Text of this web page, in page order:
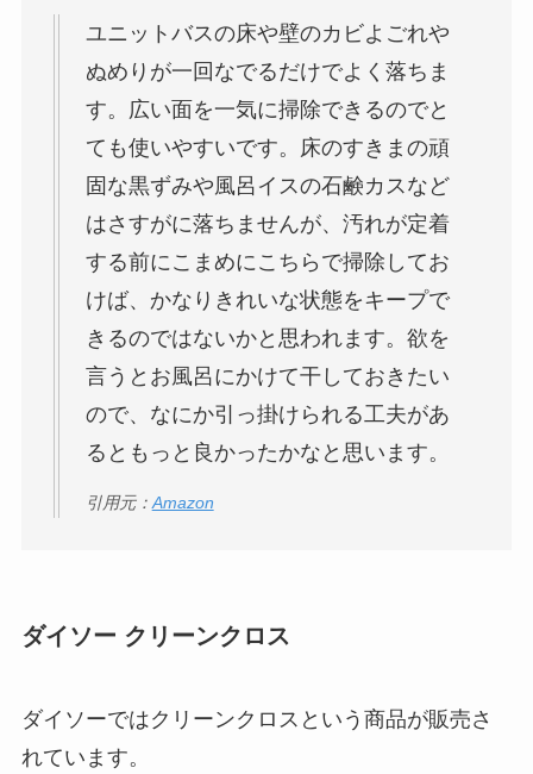
ユニットバスの床や壁のカビよごれや
ぬめりが一回なでるだけでよく落ちま
す。広い面を一気に掃除できるのでと
ても使いやすいです。床のすきまの頑
固な黒ずみや風呂イスの石鹸カスなど
はさすがに落ちませんが、汚れが定着
する前にこまめにこちらで掃除してお
けば、かなりきれいな状態をキープで
きるのではないかと思われます。欲を
言うとお風呂にかけて干しておきたい
ので、なにか引っ掛けられる工夫があ
るともっと良かったかなと思います。
引用元：Amazon
ダイソー クリーンクロス
ダイソーではクリーンクロスという商品が販売さ
れています。